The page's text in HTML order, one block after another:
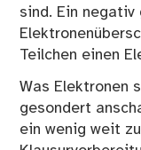
sind. Ein negativ
Teilchen einen
Was Elektronen
gesondert
ein wenig weit